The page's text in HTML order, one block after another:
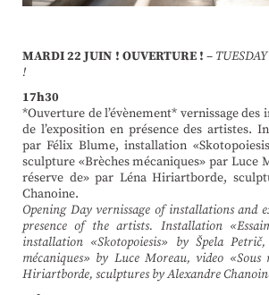
MARDI 22 JUIN ! OUVERTURE ! –
!
17h30
*Ouverture de l’évènement* vernissage
de l’exposition en présence des artistes.
par Félix Blume, installation
sculpture «Brèches mécaniques» par Luce
réserve de» par Léna Hiriartborde,
Chanoine.
Opening Day vernissage of installations
presence of the artists. Installation
installation «Skotopoiesis» by Špela
mécaniques» by Luce Moreau, video «Sous
Hiriartborde, sculptures by Alexandre